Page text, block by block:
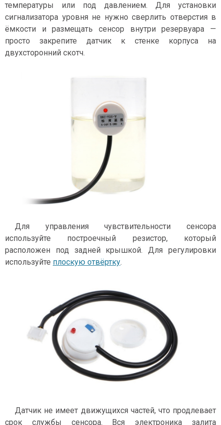
температуры или под давлением. Для установки
сигнализатора уровня не нужно сверлить отверстия в
ёмкости и размещать сенсор внутри резервуара —
просто закрепите датчик к стенке корпуса на
двухсторонний скотч.
Для управления чувствительности сенсора
используйте построечный резистор, который
расположен под задней крышкой. Для регулировки
используйте плоскую отвёртку.
Датчик не имеет движущихся частей, что продлевает
срок службы сенсора. Вся электроника залита